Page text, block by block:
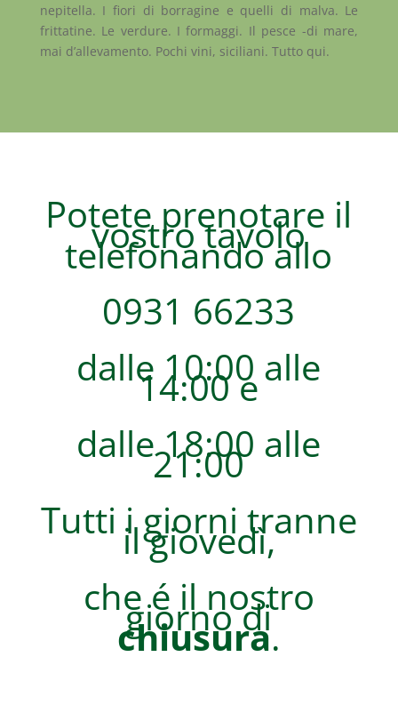
nepitella. I fiori di borragine e quelli di malva. Le
frittatine. Le verdure. I formaggi. Il pesce -di mare,
mai d’allevamento. Pochi vini, siciliani. Tutto qui.
Potete prenotare il
vostro tavolo
telefonando allo
0931 66233
dalle 10:00 alle
14:00 e
dalle 18:00 alle
21:00
Tutti i giorni tranne
il giovedì,
che é il nostro
giorno di
chiusura.